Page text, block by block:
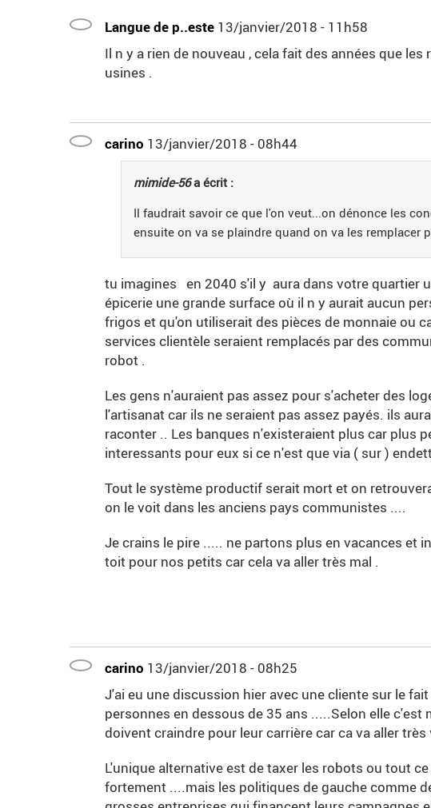
Langue de p..este 13/janvier/2018 - 11h58
Il n y a rien de nouveau , cela fait des années que
usines .
carino 13/janvier/2018 - 08h44
mimide-56a écrit :
Il faudrait savoir ce que l'on veut...on dénonce les
ensuite on va se plaindre quand on va les remplacer
tu imagines en 2040 s'il y aura dans votre quartier
épicerie une grande surface où il n y aurait aucun
frigos et qu'on utiliserait des pièces de monnaie
services clientèle seraient remplacés par des
robot .
Les gens n'auraient pas assez pour s'acheter des
l'artisanat car ils ne seraient pas assez payés. ils
raconter .. Les banques n'existeraient plus car plus
interessants pour eux si ce n'est que via ( sur )
Tout le système productif serait mort et on
on le voit dans les anciens pays communistes ....
Je crains le pire ..... ne partons plus en vacances et
toit pour nos petits car cela va aller très mal .
carino 13/janvier/2018 - 08h25
J'ai eu une discussion hier avec une cliente sur le
personnes en dessous de 35 ans .....Selon elle c'est
doivent craindre pour leur carrière car ca va aller très
L'unique alternative est de taxer les robots ou tout
fortement ....mais les politiques de gauche comme